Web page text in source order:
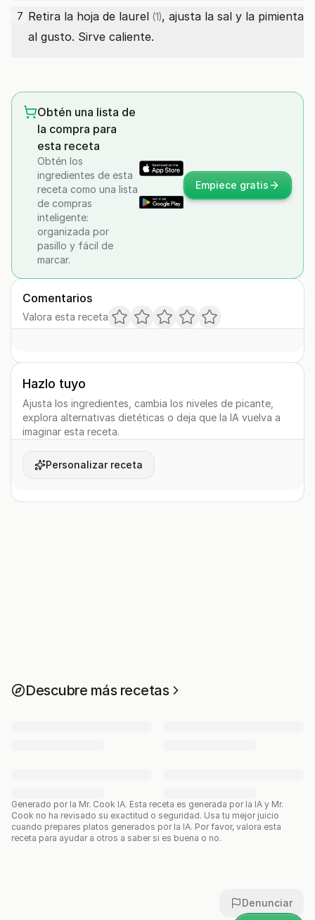
7 Retira la hoja de laurel (1), ajusta la sal y la pimienta
al gusto. Sirve caliente.
Obtén una lista de
la compra para
esta receta
Obtén los
ingredientes de esta
receta como una lista
de compras
inteligente:
organizada por
pasillo y fácil de
marcar.
Empiece gratis
Comentarios
Valora esta receta
Hazlo tuyo
Ajusta los ingredientes, cambia los niveles de picante,
explora alternativas dietéticas o deja que la IA vuelva a
imaginar esta receta.
Personalizar receta
Descubre más recetas
Generado por la Mr. Cook IA. Esta receta es generada por la IA y Mr.
Cook no ha revisado su exactitud o seguridad. Usa tu mejor juicio
cuando prepares platos generados por la IA. Por favor, valora esta
receta para ayudar a otros a saber si es buena o no.
Denunciar